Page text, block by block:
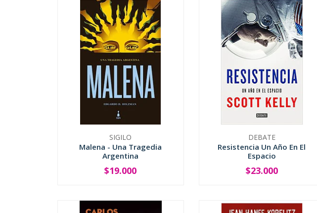
SIGILO
Malena - Una Tragedia
Argentina
+
$19.000
DEBATE
Resistencia Un Año En El
Espacio
+
$23.000